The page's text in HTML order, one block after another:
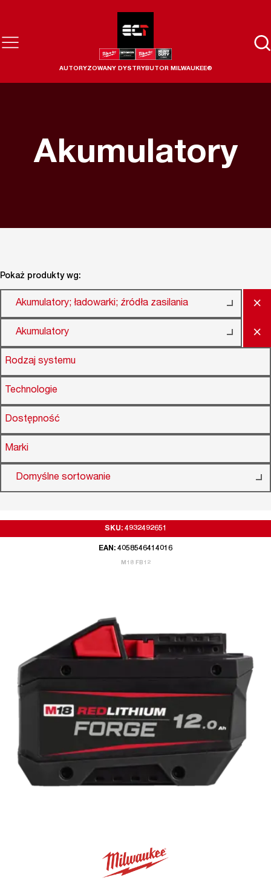
AUTORYZOWANY DYSTRYBUTOR MILWAUKEE®
Akumulatory
Pokaż produkty wg:
Akumulatory; ładowarki; źródła zasilania ×
Akumulatory ×
Rodzaj systemu
Technologie
Dostępność
Marki
Domyślne sortowanie
SKU: 4932492651
EAN: 4058546414016
M18 FB12